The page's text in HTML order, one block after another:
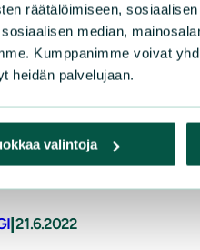
räätälöimiseen,
median,
Kumppanimme voivat
heidän palvelujaan.
valintoja
| 21.6.2022